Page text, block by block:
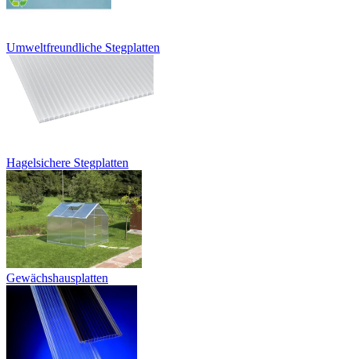
Umweltfreundliche Stegplatten
Hagelsichere Stegplatten
Gewächshausplatten